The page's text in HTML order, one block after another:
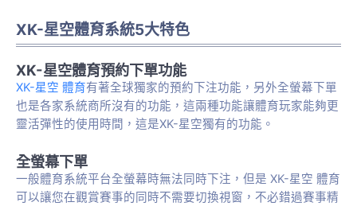
XK-星空體育系統5大特色
XK-星空體育預約下單功能
XK-星空 體育有著全球獨家的預約下注功能，另外全螢幕下單
也是各家系統商所沒有的功能，這兩種功能讓體育玩家能夠更
靈活彈性的使用時間，這是XK-星空獨有的功能。
全螢幕下單
一般體育系統平台全螢幕時無法同時下注，但是 XK-星空 體育
可以讓您在觀賞賽事的同時不需要切換視窗，不必錯過賽事精